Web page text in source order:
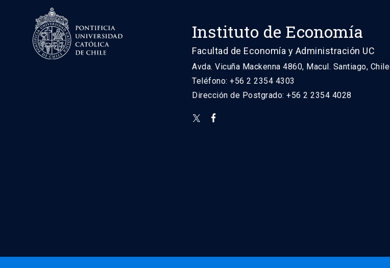
Instituto de Economía
Facultad de Economía y Administración UC
Avda. Vicuña Mackenna 4860, Macul. Santiago, Chile
Teléfono: +56 2 2354 4303
Dirección de Postgrado: +56 2 2354 4028